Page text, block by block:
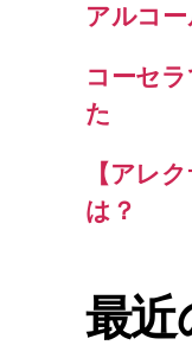
アルコ
コーセ
た
【アレ
は？
最近